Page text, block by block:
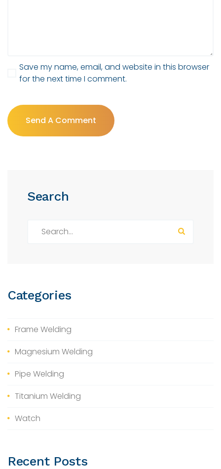
Save my name, email, and website in this browser
for the next time I comment.
Send A Comment
Search
Categories
Frame Welding
Magnesium Welding
Pipe Welding
Titanium Welding
Watch
Recent Posts